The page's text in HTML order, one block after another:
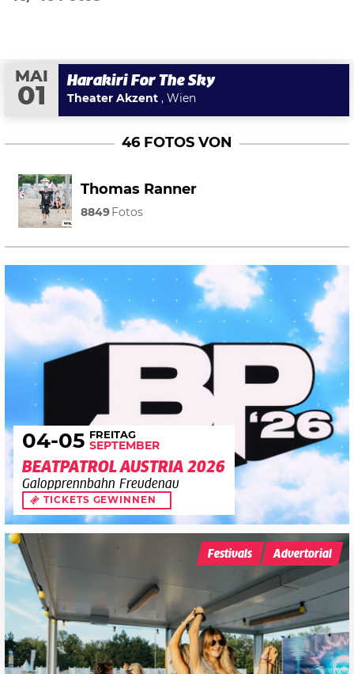
MAI
01
Harakiri For The Sky
Theater Akzent , Wien
46 FOTOS VON
Thomas Ranner
8849 Fotos
04-05 FREITAG
SEPTEMBER
BEATPATROL AUSTRIA 2026
Galopprennbahn Freudenau
TICKETS GEWINNEN
Festivals Advertorial